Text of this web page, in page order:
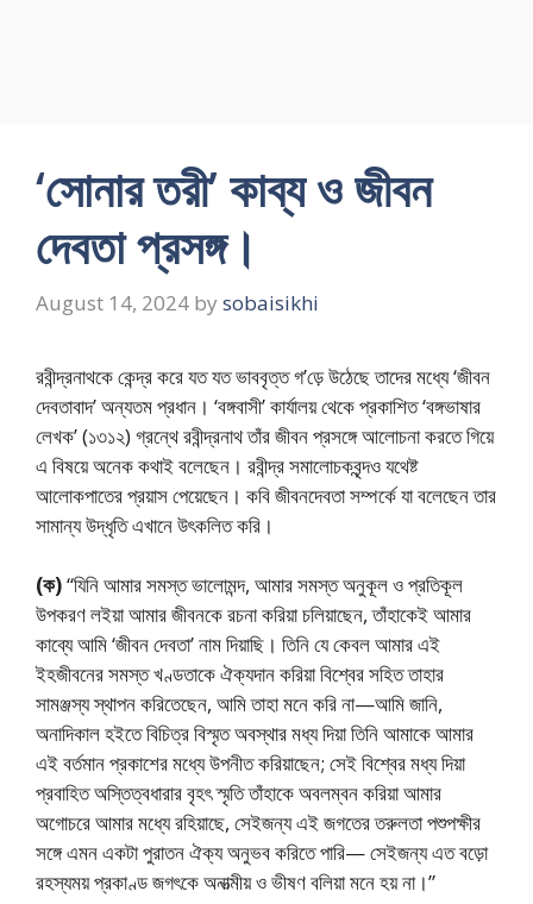
‘সোনার তরী’ কাব্য ও জীবন
দেবতা প্রসঙ্গ।
August 14, 2024 by sobaisikhi
রবীন্দ্রনাথকে কেন্দ্র করে যত যত ভাববৃত্ত গ’ড়ে উঠেছে তাদের মধ্যে ‘জীবন
দেবতাবাদ’ অন্যতম প্রধান। ‘বঙ্গবাসী’ কার্যালয় থেকে প্রকাশিত ‘বঙ্গভাষার
লেখক’ (১৩১২) গ্রন্থে রবীন্দ্রনাথ তাঁর জীবন প্রসঙ্গে আলোচনা করতে গিয়ে
এ বিষয়ে অনেক কথাই বলেছেন। রবীন্দ্র সমালোচকবৃন্দও যথেষ্ট
আলোকপাতের প্রয়াস পেয়েছেন। কবি জীবনদেবতা সম্পর্কে যা বলেছেন তার
সামান্য উদ্ধৃতি এখানে উৎকলিত করি।
(ক)“যিনি আমার সমস্ত ভালোমন্দ, আমার সমস্ত অনুকূল ও প্রতিকূল
উপকরণ লইয়া আমার জীবনকে রচনা করিয়া চলিয়াছেন, তাঁহাকেই আমার
কাব্যে আমি ‘জীবন দেবতা’ নাম দিয়াছি। তিনি যে কেবল আমার এই
ইহজীবনের সমস্ত খণ্ডতাকে ঐক্যদান করিয়া বিশ্বের সহিত তাহার
সামঞ্জস্য স্থাপন করিতেছেন, আমি তাহা মনে করি না—আমি জানি,
অনাদিকাল হইতে বিচিত্র বিস্মৃত অবস্থার মধ্য দিয়া তিনি আমাকে আমার
এই বর্তমান প্রকাশের মধ্যে উপনীত করিয়াছেন; সেই বিশ্বের মধ্য দিয়া
প্রবাহিত অস্তিত্বধারার বৃহৎ স্মৃতি তাঁহাকে অবলম্বন করিয়া আমার
অগোচরে আমার মধ্যে রহিয়াছে, সেইজন্য এই জগতের তরুলতা পশুপক্ষীর
সঙ্গে এমন একটা পুরাতন ঐক্য অনুভব করিতে পারি— সেইজন্য এত বড়ো
রহস্যময় প্রকাণ্ড জগৎকে অনাত্মীয় ও ভীষণ বলিয়া মনে হয় না।”